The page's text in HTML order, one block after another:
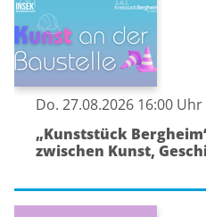
Do. 27.08.2026 16:00 Uhr
„Kunststück
zwischen Kunst,